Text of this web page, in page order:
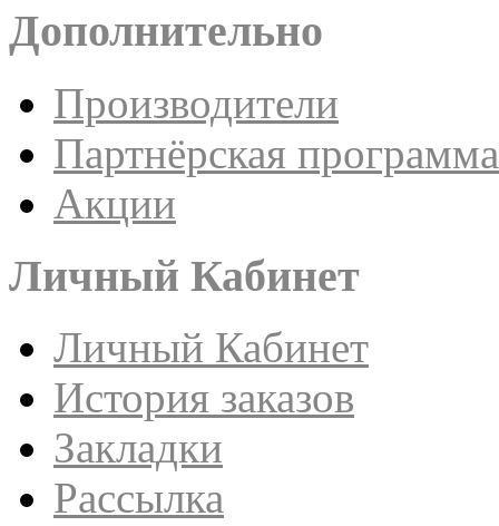
Дополнительно
Производители
Партнёрская программа
Акции
Личный Кабинет
Личный Кабинет
История заказов
Закладки
Рассылка